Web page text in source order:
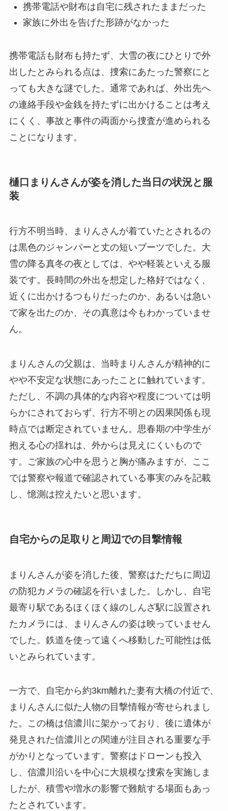
携帯電話や財布は自宅に残されたままだった
家族に外出を告げた形跡がなかった
携帯電話も財布も持たず、大雪の夜にひとりで外
出したとみられる点は、捜索にあたった警察にと
っても大きな謎でした。通常であれば、外出先へ
の連絡手段や金銭を持たずに出かけることは考え
にくく、事故と事件の両面から捜査が進められる
ことになります。
樋口まりんさんが姿を消した当日の状況と服
装
行方不明当時、まりんさんが着ていたとされるの
は黒色のジャンパーと丈の短いブーツでした。大
雪の降る真冬の夜としては、やや軽装といえる服
装です。長時間の外出を想定した格好ではなく、
近くに出かけるつもりだったのか、あるいは急い
で家を出たのか、その真意は今もわかっていませ
ん。
まりんさんの父親は、当時まりんさんが精神的に
やや不安定な状態にあったことに触れています。
ただし、不調の具体的な内容や程度については明
らかにされておらず、行方不明との因果関係も現
時点では断定されていません。思春期の中学生が
抱える心の揺れは、外からは見えにくいもので
す。ご家族の心中を思うと胸が痛みますが、ここ
では警察や報道で確認されている事実のみを記載
し、憶測は控えたいと思います。
自宅からの足取りと周辺での目撃情報
まりんさんが姿を消した後、警察はただちに周辺
の防犯カメラの確認を行いました。しかし、自宅
最寄り駅であるほくほく線のしんざ駅に設置され
たカメラには、まりんさんの姿は映っていません
でした。鉄道を使って遠くへ移動した可能性は低
いとみられています。
一方で、自宅から約3km離れた妻有大橋の付近で、
まりんさんに似た人物の目撃情報が寄せられまし
た。この橋は信濃川に架かっており、後に遺体が
発見された信濃川との関連が注目される重要な手
がかりとなっています。警察はドローンも投入
し、信濃川沿いを中心に大規模な捜索を実施しま
したが、積雪や増水の影響で難航する場面もあっ
たとされています。